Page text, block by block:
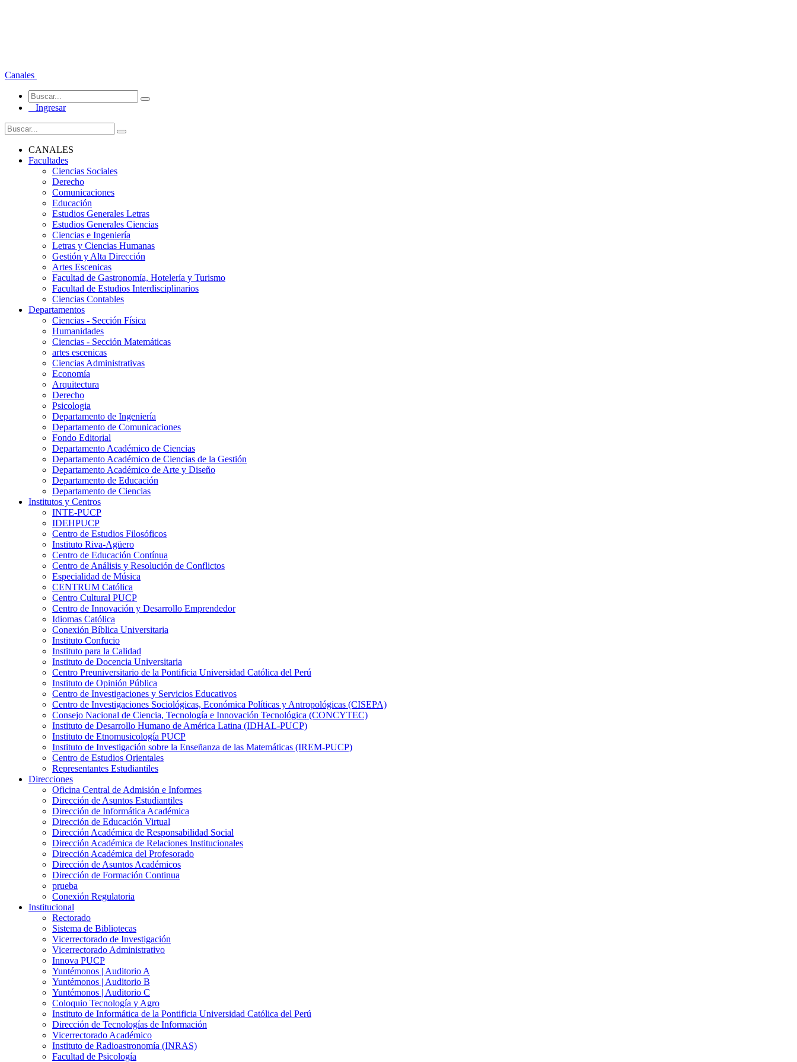
Canales
Ingresar
CANALES
Facultades
Ciencias Sociales
Derecho
Comunicaciones
Educación
Estudios Generales Letras
Estudios Generales Ciencias
Ciencias e Ingeniería
Letras y Ciencias Humanas
Gestión y Alta Dirección
Artes Escenicas
Facultad de Gastronomía, Hotelería y Turismo
Facultad de Estudios Interdisciplinarios
Ciencias Contables
Departamentos
Ciencias - Sección Física
Humanidades
Ciencias - Sección Matemáticas
artes escenicas
Ciencias Administrativas
Economía
Arquitectura
Derecho
Psicologia
Departamento de Ingeniería
Departamento de Comunicaciones
Fondo Editorial
Departamento Académico de Ciencias
Departamento Académico de Ciencias de la Gestión
Departamento Académico de Arte y Diseño
Departamento de Educación
Departamento de Ciencias
Institutos y Centros
INTE-PUCP
IDEHPUCP
Centro de Estudios Filosóficos
Instituto Riva-Agüero
Centro de Educación Contínua
Centro de Análisis y Resolución de Conflictos
Especialidad de Música
CENTRUM Católica
Centro Cultural PUCP
Centro de Innovación y Desarrollo Emprendedor
Idiomas Católica
Conexión Bíblica Universitaria
Instituto Confucio
Instituto para la Calidad
Instituto de Docencia Universitaria
Centro Preuniversitario de la Pontificia Universidad Católica del Perú
Instituto de Opinión Pública
Centro de Investigaciones y Servicios Educativos
Centro de Investigaciones Sociológicas, Económica Políticas y Antropológicas (CISEPA)
Consejo Nacional de Ciencia, Tecnología e Innovación Tecnológica (CONCYTEC)
Instituto de Desarrollo Humano de América Latina (IDHAL-PUCP)
Instituto de Etnomusicología PUCP
Instituto de Investigación sobre la Enseñanza de las Matemáticas (IREM-PUCP)
Centro de Estudios Orientales
Representantes Estudiantiles
Direcciones
Oficina Central de Admisión e Informes
Dirección de Asuntos Estudiantiles
Dirección de Informática Académica
Dirección de Educación Virtual
Dirección Académica de Responsabilidad Social
Dirección Académica de Relaciones Institucionales
Dirección Académica del Profesorado
Dirección de Asuntos Académicos
Dirección de Formación Continua
prueba
Conexión Regulatoria
Institucional
Rectorado
Sistema de Bibliotecas
Vicerrectorado de Investigación
Vicerrectorado Administrativo
Innova PUCP
Yuntémonos | Auditorio A
Yuntémonos | Auditorio B
Yuntémonos | Auditorio C
Coloquio Tecnología y Agro
Instituto de Informática de la Pontificia Universidad Católica del Perú
Dirección de Tecnologías de Información
Vicerrectorado Académico
Instituto de Radioastronomía (INRAS)
Facultad de Psicología